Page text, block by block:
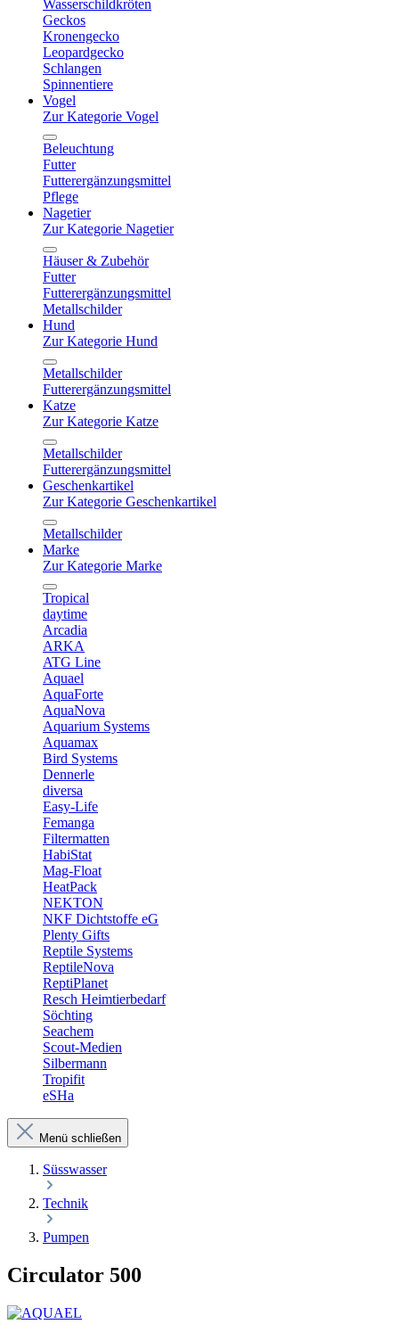
Wasserschildkröten
Geckos
Kronengecko
Leopardgecko
Schlangen
Spinnentiere
Vogel
Zur Kategorie Vogel
Beleuchtung
Futter
Futterergänzungsmittel
Pflege
Nagetier
Zur Kategorie Nagetier
Häuser & Zubehör
Futter
Futterergänzungsmittel
Metallschilder
Hund
Zur Kategorie Hund
Metallschilder
Futterergänzungsmittel
Katze
Zur Kategorie Katze
Metallschilder
Futterergänzungsmittel
Geschenkartikel
Zur Kategorie Geschenkartikel
Metallschilder
Marke
Zur Kategorie Marke
Tropical
daytime
Arcadia
ARKA
ATG Line
Aquael
AquaForte
AquaNova
Aquarium Systems
Aquamax
Bird Systems
Dennerle
diversa
Easy-Life
Femanga
Filtermatten
HabiStat
Mag-Float
HeatPack
NEKTON
NKF Dichtstoffe eG
Plenty Gifts
Reptile Systems
ReptileNova
ReptiPlanet
Resch Heimtierbedarf
Söchting
Seachem
Scout-Medien
Silbermann
Tropifit
eSHa
Menü schließen
Süsswasser
Technik
Pumpen
Circulator 500